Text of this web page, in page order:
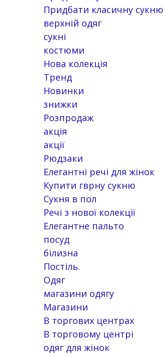
Придбати класичну сукню
верхній одяг
сукні
костюми
Нова колекція
Тренд
Новинки
знижки
Розпродаж
акція
акції
Рюдзаки
Елегантні речі для жінок
Купити гврну сукню
Сукня в пол
Речі з нової колекції
Елегантне пальто
посуд
білизна
Постіль.
Одяг
магазини одягу
Магазини
В торгових центрах
В торговому центрі
одяг для жінок